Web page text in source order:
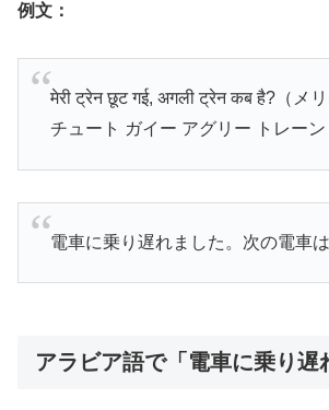
例文：
मेरी ट्रेन छूट गई, अगली ट्रेन कब है?（メ
チュート ガイー アグリー トレーン
電車に乗り遅れました。次の電車
アラビア語で「電車に乗り遅